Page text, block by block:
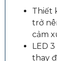
Thiết
trở
cảm
LED
thay